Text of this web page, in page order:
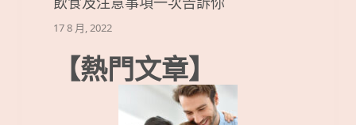
17 8 月, 2022
【熱門文章】